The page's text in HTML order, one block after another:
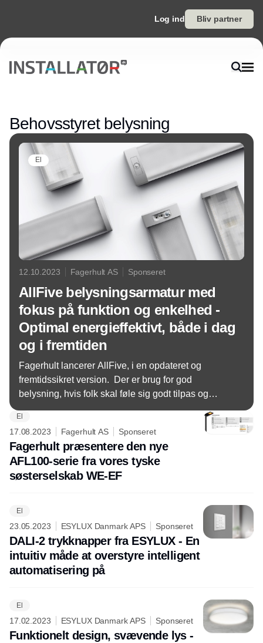
Log ind Bliv partner
Behovsstyret belysning
El
12.10.2023 Fagerhult AS Sponseret
AllFive belysningsarmatur med
fokus på funktion og enkelhed -
Optimal energieffektivt, både i dag
og i fremtiden
Fagerhult lancerer AllFive, i en opdateret og
fremtidssikret version. Der er brug for god
belysning, hvis folk skal føle sig godt tilpas og
der ikke bruges så ofte, eller hvor dagslyset ikke
når ind.
El
17.08.2023 Fagerhult AS Sponseret
Fagerhult præsentere den nye
AFL100-serie fra vores tyske
søsterselskab WE-EF
El
23.05.2023 ESYLUX Danmark APS Sponseret
DALI-2 trykknapper fra ESYLUX - En
intuitiv måde at overstyre intelligent
automatisering på
El
17.02.2023 ESYLUX Danmark APS Sponseret
Funktionelt design, svævende lys -